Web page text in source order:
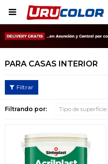

PARA CASAS INTERIOR
Filtrando por: Tipo de superficie: